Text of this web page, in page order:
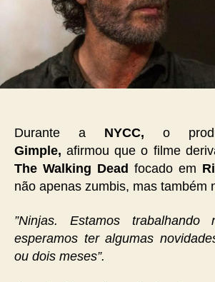
Durante a NYCC, o
Gimple,afirmou que o filme
The Walking Dead focado em
não apenas zumbis, mas também
”Ninjas. Estamos
esperamos ter algumas
ou dois meses”.